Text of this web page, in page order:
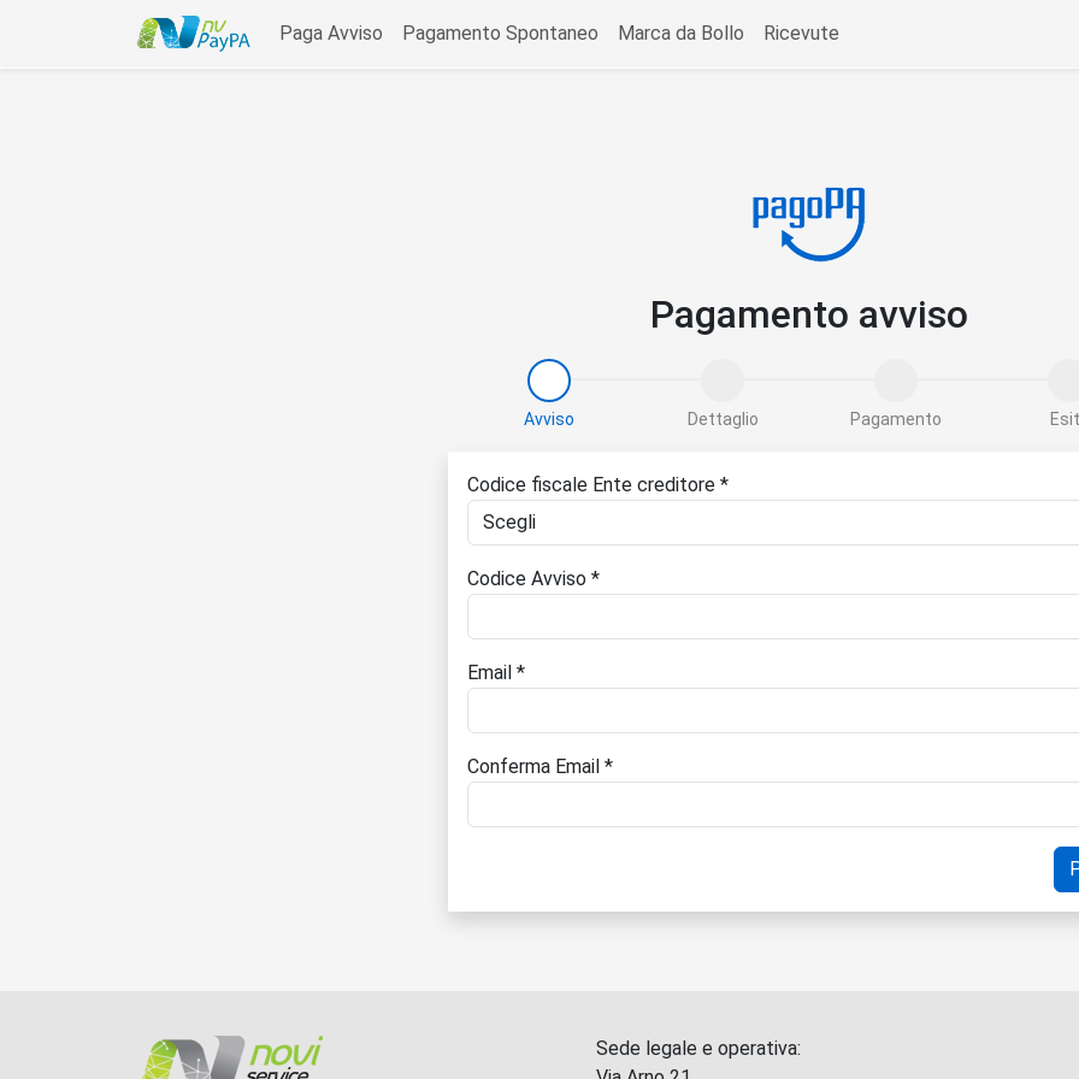
Paga Avviso Pagamento Spontaneo Marca da Bollo Ricevute
Pagamento avviso
Avviso Dettaglio Pagamento
Codice fiscale Ente creditore *
Codice Avviso *
Email *
Conferma Email *
Sede legale e operativa: